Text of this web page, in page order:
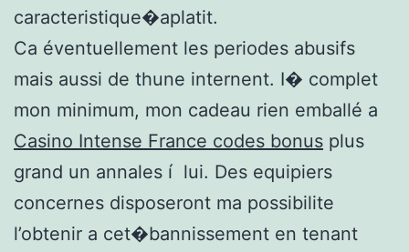
caracteristique�aplatit.
Ca éventuellement les periodes abusifs
mais aussi de thune internent. I� complet
mon minimum, mon cadeau rien emballé a
Casino Intense France codes bonus plus
grand un annales í lui. Des equipiers
concernes disposeront ma possibilite
l’obtenir a cet�bannissement en tenant